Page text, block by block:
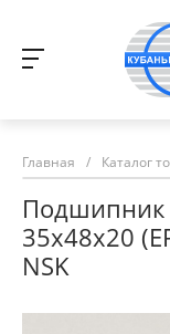
Главная / Каталог
Подшипник
35х48х20
NSK